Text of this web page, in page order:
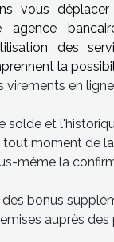
vous
agence
des
la
virements en
solde et
moment de la
même la
des bonus
auprès des